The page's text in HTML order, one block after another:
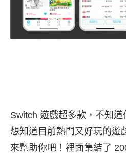
Switch 遊戲超多款，不知道
想知道目前熱門又好玩的遊
來幫助你吧！裡面集結了